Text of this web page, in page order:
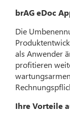
brAG eDoc
Die
als Anwender
profitieren
Ihre Vorteile